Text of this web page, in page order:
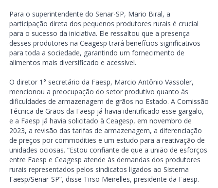
Para o superintendente do Senar-SP, Mario Biral, a
participação direta dos pequenos produtores rurais é crucial
para o sucesso da iniciativa. Ele ressaltou que a presença
desses produtores na Ceagesp trará benefícios significativos
para toda a sociedade, garantindo um fornecimento de
alimentos mais diversificado e acessível.
O diretor 1° secretário da Faesp, Marcio Antônio Vassoler,
mencionou a preocupação do setor produtivo quanto às
dificuldades de armazenagem de grãos no Estado. A Comissão
Técnica de Grãos da Faesp já havia identificado esse gargalo,
e a Faesp já havia solicitado à Ceagesp, em novembro de
2023, a revisão das tarifas de armazenagem, a diferenciação
de preços por commodities e um estudo para a reativação de
unidades ociosas. “Estou confiante de que a união de esforços
entre Faesp e Ceagesp atende às demandas dos produtores
rurais representados pelos sindicatos ligados ao Sistema
Faesp/Senar-SP”, disse Tirso Meirelles, presidente da Faesp.